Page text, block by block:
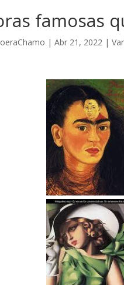
famosas
|Abr 21, 2022 |